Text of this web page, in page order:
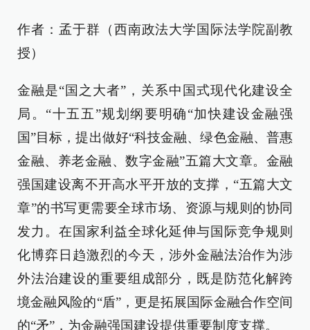
作者：孟于群（西南政法大学国际法学院副教
授）
金融是“国之大者”，关系中国式现代化建设全
局。“十五五”规划纲要明确“加快建设金融强
国”目标，提出做好“科技金融、绿色金融、普惠
金融、养老金融、数字金融”五篇大文章。金融
强国建设离不开高水平开放的支撑，“五篇大文
章”的书写更需要全球市场、资源与规则的协同
发力。在国家利益全球化延伸与国际竞争规则
化博弈日趋激烈的今天，涉外金融法治作为涉
外法治建设的重要组成部分，既是防范化解跨
境金融风险的“盾”，更是拓展国际金融合作空间
的“矛”，为金融强国建设提供重要制度支撑。